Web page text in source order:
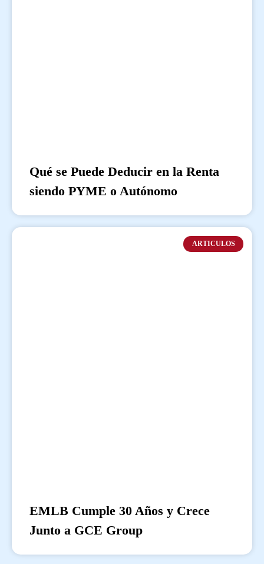
Qué se Puede Deducir en la Renta
siendo PYME o Autónomo
ARTICULOS
EMLB Cumple 30 Años y Crece
Junto a GCE Group